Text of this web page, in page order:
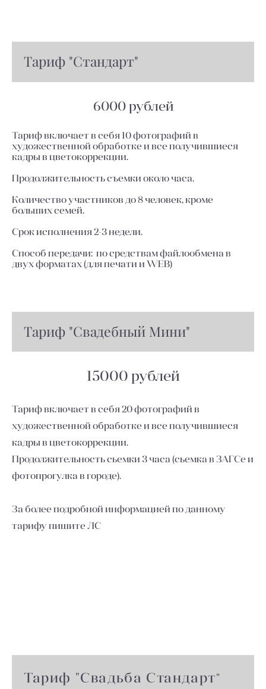
Тариф "Стандарт"
6000 рублей
Тариф включает в себя 10 фотографий в
художественной обработке и все получившиеся
кадры в цветокоррекции.
Продолжительность съемки около часа.
Количество участников до 8 человек, кроме
больших семей.
Срок исполнения 2-3 недели.
Способ передачи: по средствам файлообмена в
двух форматах (для печати и WEB)
Тариф "Свадебный Мини"
15000 рублей
Тариф включает в себя 20 фотографий в
художественной обработке и все получившиеся
кадры в цветокоррекции.
Продолжительность сьемки 3 часа (сьемка в ЗАГСе и
фотопрогулка в городе).
За более подробной информацией по данному
тарифу пишите ЛС
Тариф "Свадьба Стандарт"